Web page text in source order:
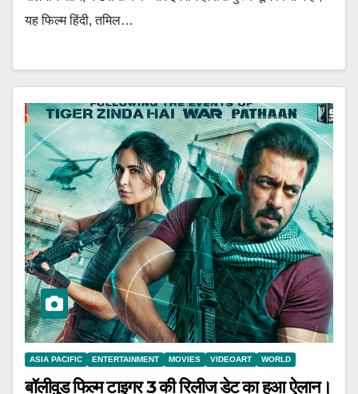
यह फिल्म हिंदी, तमिल…
ASIA PACIFIC ENTERTAINMENT MOVIES VIDEOART WORLD
बॉलीवुड फिल्म टाइगर 3 की रिलीज डेट का हुआ ऐलान।